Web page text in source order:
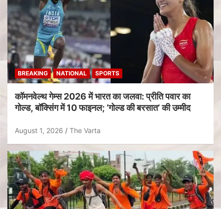
BREAKING NATIONAL SPORTS
कॉमनवेल्थ गेम्स 2026 में भारत का जलवा: प्रीति पवार का
गोल्ड, बॉक्सिंग में 10 फाइनल; ‘गोल्ड की बरसात’ की उम्मीद
August 1, 2026 The Varta